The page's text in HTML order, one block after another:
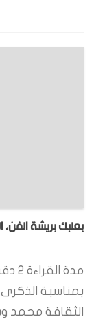
بعلبك بريشة الفن،
مدة القراءة 2
بمناسبة الذكرى
الثقافة محمد